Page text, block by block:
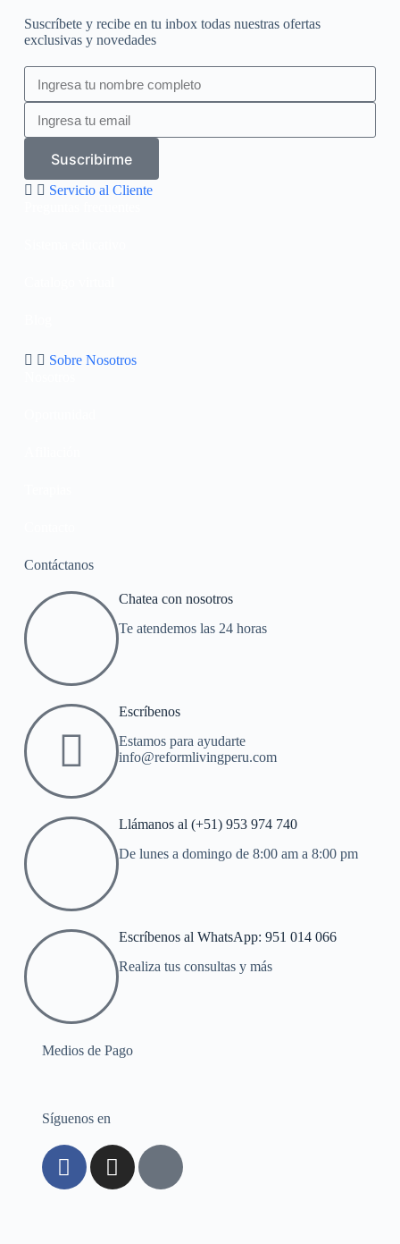
Suscríbete y recibe en tu inbox todas nuestras ofertas
exclusivas y novedades
Suscribirme
Servicio al Cliente
Sobre Nosotros
Contáctanos
Chatea con nosotros
Te atendemos las 24 horas
Escríbenos
Estamos para ayudarte
info@reformlivingperu.com
Llámanos al (+51) 953 974 740
De lunes a domingo de 8:00 am a 8:00 pm
Escríbenos al WhatsApp: 951 014 066
Realiza tus consultas y más
Medios de Pago
Síguenos en